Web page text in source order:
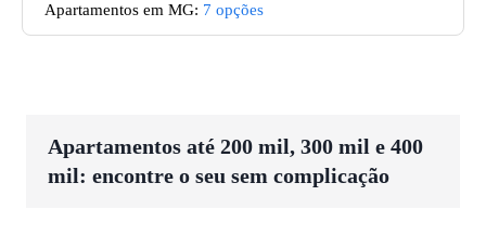
Apartamentos em MG: 7 opções
Apartamentos até 200 mil, 300 mil e 400
mil: encontre o seu sem complicação